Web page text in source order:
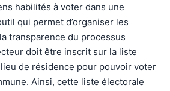
habilités à voter dans une
qui permet d’organiser les
transparence du processus
doit être inscrit sur la liste
de résidence pour pouvoir voter
Ainsi, cette liste électorale